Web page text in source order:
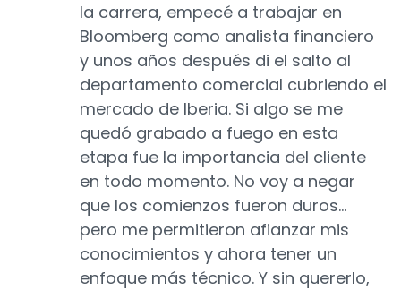
la carrera, empecé a trabajar en
Bloomberg como analista financiero
y unos años después di el salto al
departamento comercial cubriendo el
mercado de Iberia. Si algo se me
quedó grabado a fuego en esta
etapa fue la importancia del cliente
en todo momento. No voy a negar
que los comienzos fueron duros…
pero me permitieron afianzar mis
conocimientos y ahora tener un
enfoque más técnico. Y sin quererlo,